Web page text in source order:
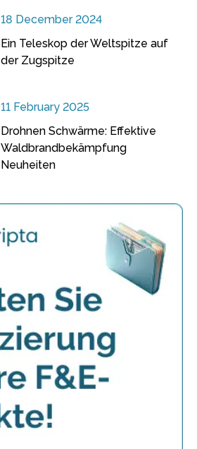
18 December 2024
Ein Teleskop der Weltspitze auf
der Zugspitze
11 February 2025
Drohnen Schwärme: Effektive
Waldbrandbekämpfung
Neuheiten